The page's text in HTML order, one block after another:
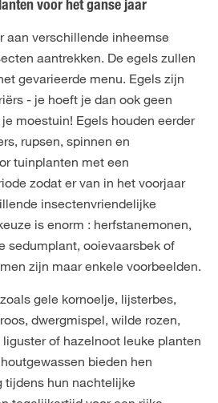
voor het ganse jaar
aan verschillende inheemse
aantrekken. De egels zullen
gevarieerde menu. Egels zijn
- je hoeft je dan ook geen
moestuin! Egels houden eerder
rupsen, spinnen en
tuinplanten met een
zodat er van in het voorjaar
insectenvriendelijke
is enorm : herfstanemonen,
sedumplant, ooievaarsbek of
zijn maar enkele voorbeelden.
gele kornoelje, lijsterbes,
dwergmispel, wilde rozen,
of hazelnoot leuke planten
bieden hen
tijdens hun nachtelijke